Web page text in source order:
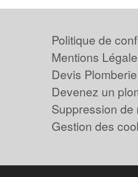
Politique de
Mentions
Devis
Devenez un
Suppression
Gestion des